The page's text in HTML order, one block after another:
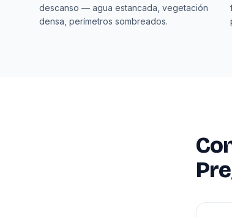
descanso — agua estancada, vegetación
densa, perímetros sombreados.